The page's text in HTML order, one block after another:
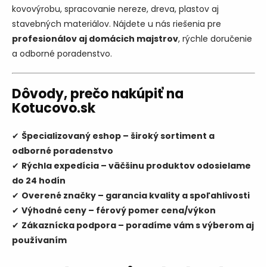
kovovýrobu, spracovanie nereze, dreva, plastov aj
stavebných materiálov. Nájdete u nás riešenia pre
profesionálov aj domácich majstrov, rýchle doručenie
a odborné poradenstvo.
Dôvody, prečo nakúpiť na
Kotucovo.sk
✔ Špecializovaný eshop – široký sortiment a
odborné poradenstvo
✔ Rýchla expedícia – väčšinu produktov odosielame
do 24 hodín
✔ Overené značky – garancia kvality a spoľahlivosti
✔ Výhodné ceny – férový pomer cena/výkon
✔ Zákaznícka podpora – poradíme vám s výberom aj
používaním